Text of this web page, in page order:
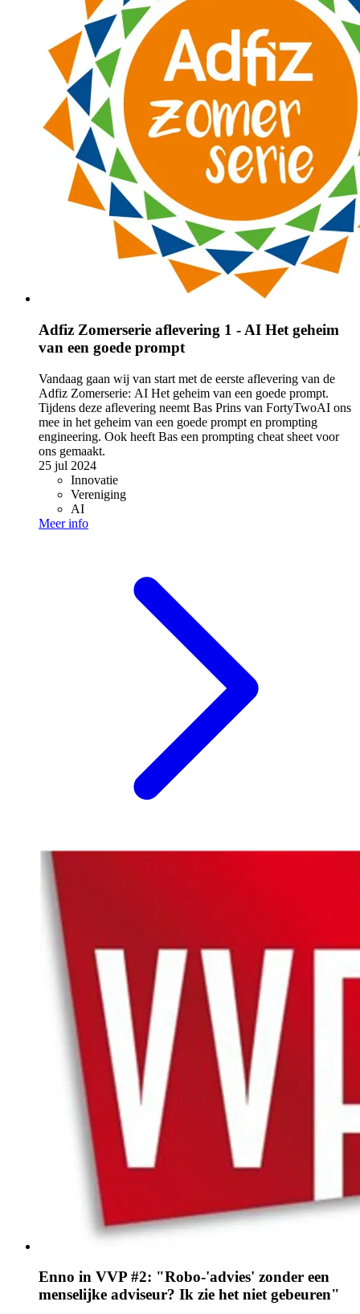
Adfiz Zomerserie aflevering 1 - AI Het geheim
van een goede prompt
Vandaag gaan wij van start met de eerste aflevering van de
Adfiz Zomerserie: AI Het geheim van een goede prompt.
Tijdens deze aflevering neemt Bas Prins van FortyTwoAI ons
mee in het geheim van een goede prompt en prompting
engineering. Ook heeft Bas een prompting cheat sheet voor
ons gemaakt.
25 jul 2024
Innovatie
Vereniging
AI
Meer info
Enno in VVP #2: "Robo-'advies' zonder een
menselijke adviseur? Ik zie het niet gebeuren"